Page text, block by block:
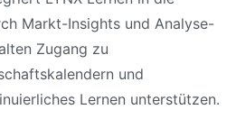
Markt-Insights und Analyse-
Zugang zu
und
Lernen unterstützen.